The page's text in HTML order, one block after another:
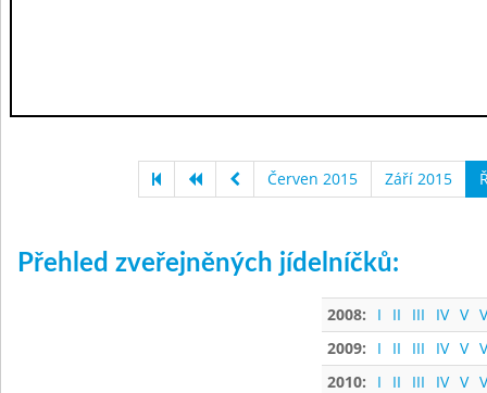
Červen 2015 Září 2015
Přehled zveřejněných jídelníčků:
2008: I II III IV V
2009:
I II III IV V
2010:
I II III IV V